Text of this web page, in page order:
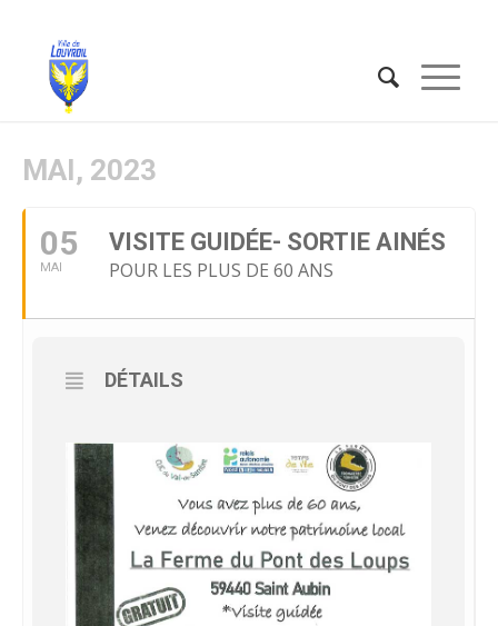
MAI, 2023
05
MAI
VISITE GUIDÉE- SORTIE AINÉS
POUR LES PLUS DE 60 ANS
DÉTAILS